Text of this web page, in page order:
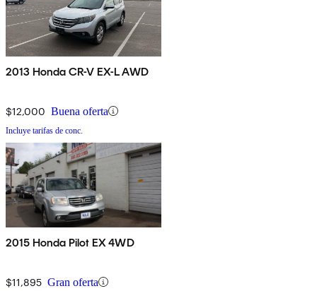
2013 Honda CR-V EX-L AWD
$12,000 Buena oferta
Incluye tarifas de conc.
2015 Honda Pilot EX 4WD
$11,895 Gran oferta